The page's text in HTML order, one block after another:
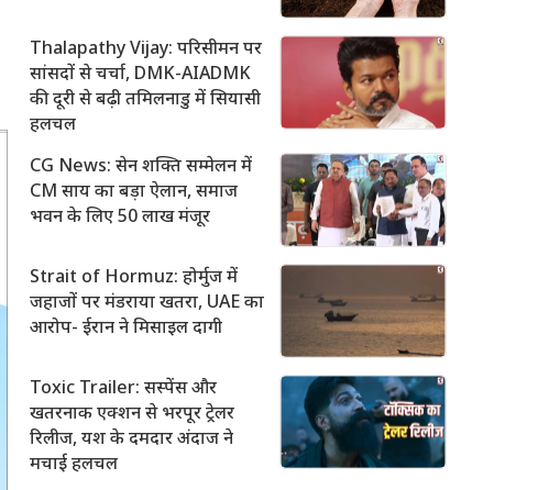
Thalapathy Vijay: परिसीमन पर
सांसदों से चर्चा, DMK-AIADMK
की दूरी से बढ़ी तमिलनाडु में सियासी
हलचल
CG News: सेन शक्ति सम्मेलन में
CM साय का बड़ा ऐलान, समाज
भवन के लिए 50 लाख मंजूर
Strait of Hormuz: होर्मुज में
जहाजों पर मंडराया खतरा, UAE का
आरोप- ईरान ने मिसाइल दागी
Toxic Trailer: सस्पेंस और
खतरनाक एक्शन से भरपूर ट्रेलर
रिलीज, यश के दमदार अंदाज ने
मचाई हलचल